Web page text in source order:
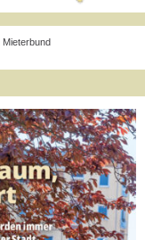
Mieterbund